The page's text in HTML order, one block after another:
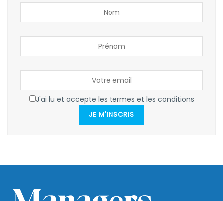
J'ai lu et accepte les termes et les conditions
JE M'INSCRIS